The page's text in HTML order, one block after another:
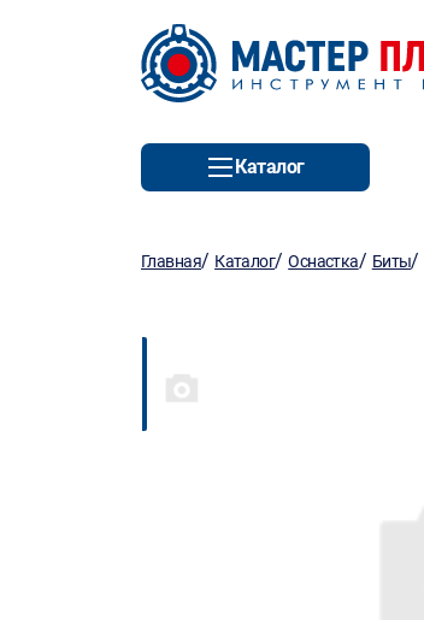
Каталог
Главная/ Каталог/Оснастка/ Биты/